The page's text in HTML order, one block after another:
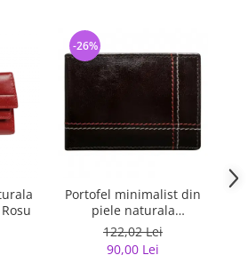
Portofel minimalist din
piele naturala
PORMG047
122,02 Lei
90,00 Lei
-26%